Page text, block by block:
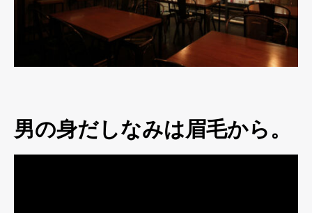
男の身だしなみは眉毛から。